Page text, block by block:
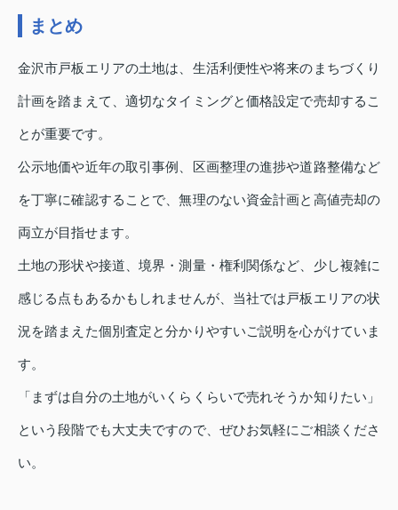
まとめ
金沢市戸板エリアの土地は、生活利便性や将来のまちづくり
計画を踏まえて、適切なタイミングと価格設定で売却するこ
とが重要です。
公示地価や近年の取引事例、区画整理の進捗や道路整備など
を丁寧に確認することで、無理のない資金計画と高値売却の
両立が目指せます。
土地の形状や接道、境界・測量・権利関係など、少し複雑に
感じる点もあるかもしれませんが、当社では戸板エリアの状
況を踏まえた個別査定と分かりやすいご説明を心がけていま
す。
「まずは自分の土地がいくらくらいで売れそうか知りたい」
という段階でも大丈夫ですので、ぜひお気軽にご相談くださ
い。